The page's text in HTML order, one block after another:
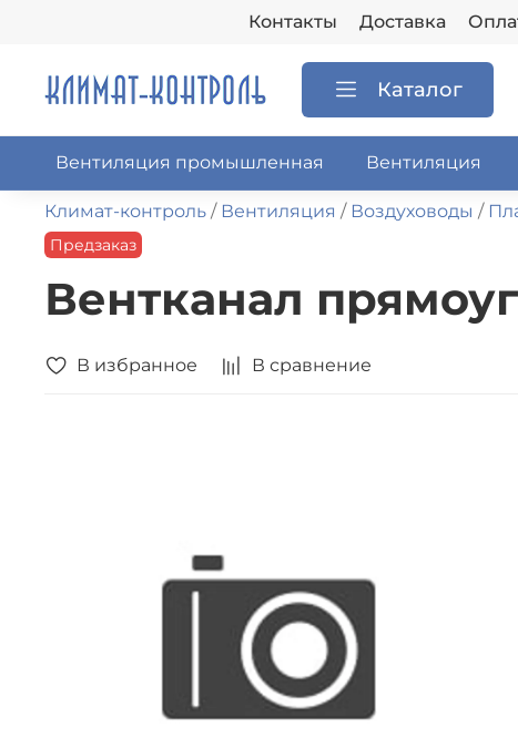
Контакты Доставка
Каталог
Вентиляция промышленная Вентиляция
Климат-контроль Вентиляция Воздуховоды
Предзаказ
Вентканал
В избранное В сравнение